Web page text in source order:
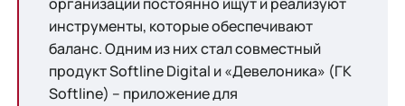
инструменты, которые обеспечивают
баланс. Одним из них стал совместный
продукт Softline Digital и «Девелоника» (ГК
Softline) – приложение для